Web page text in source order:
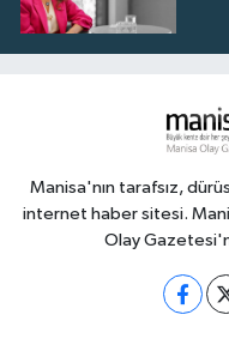
Manisa'nın tarafsız,
internet haber sitesi.
Olay